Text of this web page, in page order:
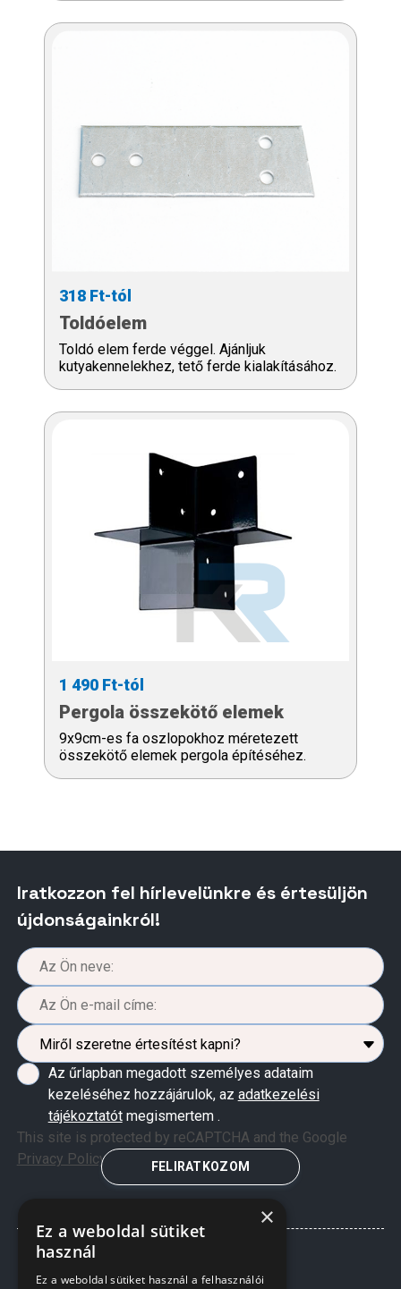
318 Ft-tól
Toldóelem
Toldó elem ferde véggel. Ajánljuk
kutyakennelekhez, tető ferde kialakításához.
1 490 Ft-tól
Pergola összekötő elemek
9x9cm-es fa oszlopokhoz méretezett
összekötő elemek pergola építéséhez.
Iratkozzon fel hírlevelünkre és értesüljön
újdonságainkról!
Az űrlapban megadott személyes adataim
kezeléséhez hozzájárulok, az adatkezelési
tájékoztatótmegismertem .
This site is protected by reCAPTCHA and the Google
Privacy Policyand Terms of Serviceapply.
FELIRATKOZOM
×
Ez a weboldal sütiket
használ
Ez a weboldal sütiket használ a felhasználói